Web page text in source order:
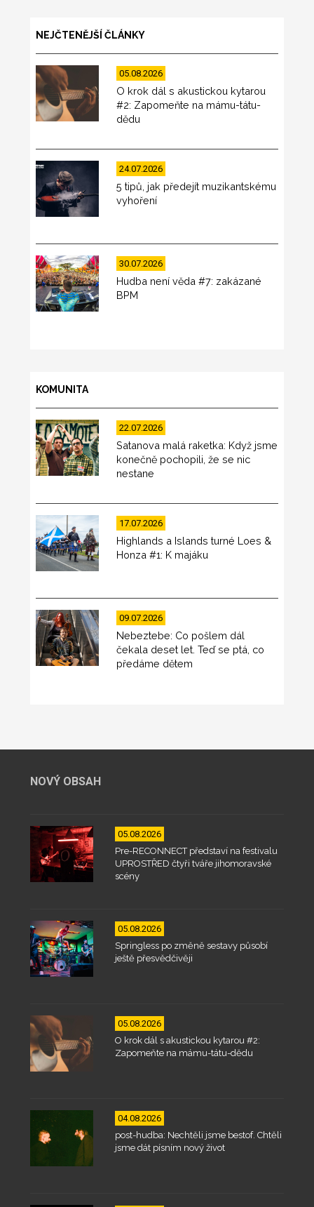
NEJČTENĚJŠÍ ČLÁNKY
05.08.2026
O krok dál s akustickou kytarou
#2: Zapomeňte na mámu-tátu-
dědu
24.07.2026
5 tipů, jak předejít muzikantskému
vyhoření
30.07.2026
Hudba není věda #7: zakázané
BPM
KOMUNITA
22.07.2026
Satanova malá raketka: Když jsme
konečně pochopili, že se nic
nestane
17.07.2026
Highlands a Islands turné Loes &
Honza #1: K majáku
09.07.2026
Nebeztebe: Co pošlem dál
čekala deset let. Teď se ptá, co
předáme dětem
NOVÝ OBSAH
05.08.2026
Pre-RECONNECT představí na festivalu
UPROSTŘED čtyři tváře jihomoravské
scény
05.08.2026
Springless po změně sestavy působí
ještě přesvědčivěji
05.08.2026
O krok dál s akustickou kytarou #2:
Zapomeňte na mámu-tátu-dědu
04.08.2026
post-hudba: Nechtěli jsme bestof. Chtěli
jsme dát písním nový život